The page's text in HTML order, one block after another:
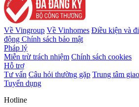
Về Vingroup Về Vinhomes Điều kiện và
động Chính sách bảo mật
Pháp lý
Miễn trừ trách nhiệm Chính sách cookies
Hỗ trợ
Tư vấn Câu hỏi thường gặp Trung tâm
Tuyển dụng
Hotline